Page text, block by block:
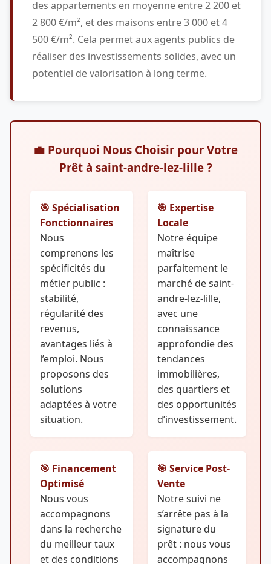
des appartements en moyenne entre 2 200 et
2 800 €/m², et des maisons entre 3 000 et 4
500 €/m². Cela permet aux agents publics de
réaliser des investissements solides, avec un
potentiel de valorisation à long terme.
💼 Pourquoi Nous Choisir pour Votre
Prêt à saint-andre-lez-lille ?
🎯 Spécialisation
Fonctionnaires
Nous
comprenons les
spécificités du
métier public :
stabilité,
régularité des
revenus,
avantages liés à
l’emploi. Nous
proposons des
solutions
adaptées à votre
situation.
🎯 Expertise
Locale
Notre équipe
maîtrise
parfaitement le
marché de saint-
andre-lez-lille,
avec une
connaissance
approfondie des
tendances
immobilières,
des quartiers et
des opportunités
d’investissement.
🎯 Financement
Optimisé
Nous vous
accompagnons
dans la recherche
du meilleur taux
et des conditions
🎯 Service Post-
Vente
Notre suivi ne
s’arrête pas à la
signature du
prêt : nous vous
accompagnons